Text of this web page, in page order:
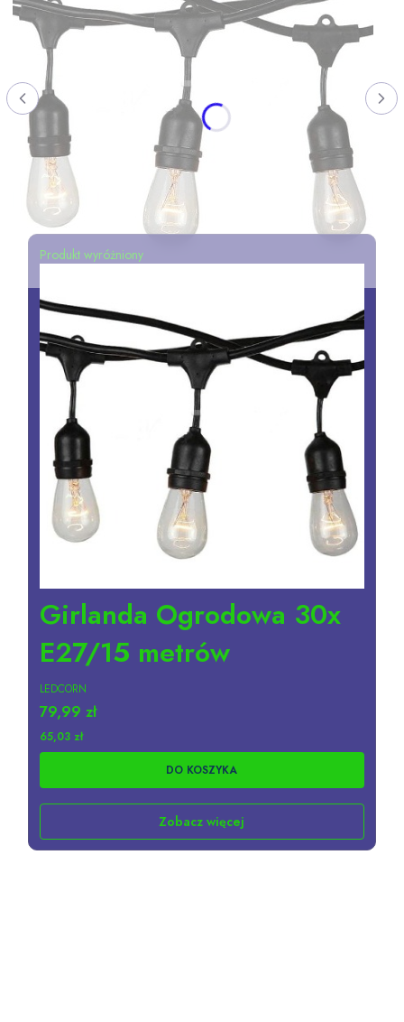
Produkt wyróżniony
Girlanda Ogrodowa 30x
E27/15 metrów
PRODUCENT
LEDCORN
Cena
79,99 zł
Cena
65,03 zł
DO KOSZYKA
Zobacz więcej